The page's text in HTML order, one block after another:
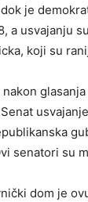
je
a usvajanju
koji su
nakon
senatori su
dom je